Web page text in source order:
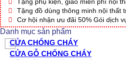
Tặng đồ dùng thông minh nội thất
Cơ hội nhận ưu đãi 50% Gói dịch
Danh mục sản phẩm
CỬA CHỐNG CHÁY
CỬA GỖ CHỐNG CHÁY